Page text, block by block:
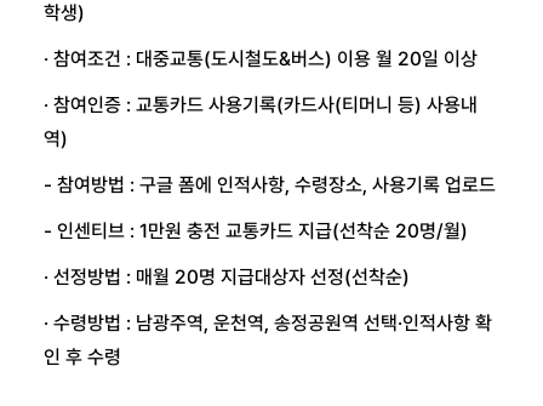
학생)
· 참여조건 : 대중교통(도시철도&버스) 이용 월 20일 이상
· 참여인증 : 교통카드 사용기록(카드사(티머니 등) 사용내
역)
- 참여방법 : 구글 폼에 인적사항, 수령장소, 사용기록 업로드
- 인센티브 : 1만원 충전 교통카드 지급(선착순 20명/월)
· 선정방법 : 매월 20명 지급대상자 선정(선착순)
· 수령방법 : 남광주역, 운천역, 송정공원역 선택·인적사항 확
인 후 수령